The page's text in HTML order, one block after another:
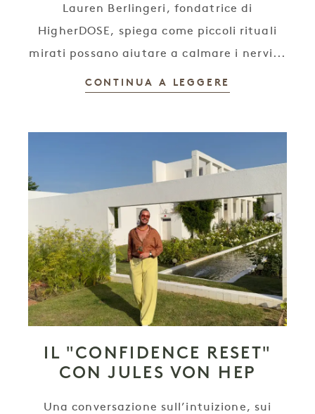
Lauren Berlingeri, fondatrice di
HigherDOSE, spiega come piccoli rituali
mirati possano aiutare a calmare i nervi...
CONTINUA A LEGGERE
IL "CONFIDENCE RESET"
CON JULES VON HEP
Una conversazione sull’intuizione, sui